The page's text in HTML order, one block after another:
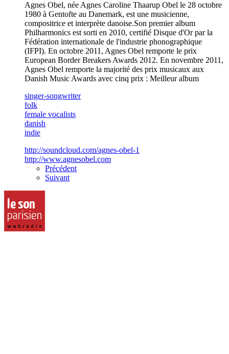
Agnes Obel, née Agnes Caroline Thaarup Obel le 28 octobre
1980 à Gentofte au Danemark, est une musicienne,
compositrice et interprète danoise.Son premier album
Philharmonics est sorti en 2010, certifié Disque d'Or par la
Fédération internationale de l'industrie phonographique
(IFPI). En octobre 2011, Agnes Obel remporte le prix
European Border Breakers Awards 2012. En novembre 2011,
Agnes Obel remporte la majorité des prix musicaux aux
Danish Music Awards avec cinq prix : Meilleur album
singer-songwriter
folk
female vocalists
danish
indie
http://soundcloud.com/agnes-obel-1
http://www.agnesobel.com
Précédent
Suivant